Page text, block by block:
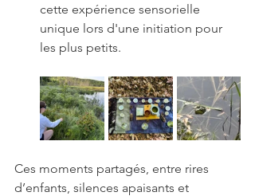
cette expérience sensorielle
unique lors d'une initiation pour
les plus petits.
Ces moments partagés, entre rires
d’enfants, silences apaisants et